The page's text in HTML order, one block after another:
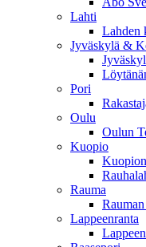
Lahti
Lahden
Jyväskylä &
Pori
Oulu
Oulun
Kuopio
Rauma
Lappeenranta